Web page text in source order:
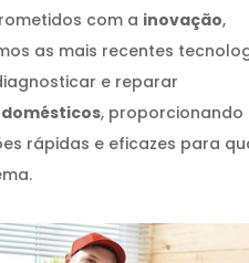
com a inovação,
as mais recentes
e reparar
, proporcionando
rápidas e eficazes para